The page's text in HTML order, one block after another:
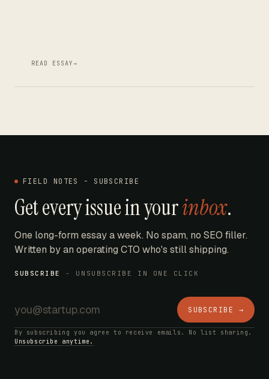
READ ESSAY→
FIELD NOTES - SUBSCRIBE
Get every issue in yourinbox.
One long-form essay a week. No spam, no SEO filler.
Written by an operating CTO who's still shipping.
SUBSCRIBE - UNSUBSCRIBE IN ONE CLICK
SUBSCRIBE →
By subscribing you agree to receive emails. No list sharing.
Unsubscribe anytime.